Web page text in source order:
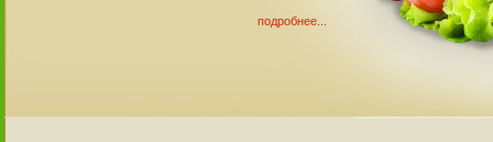
подробнее...